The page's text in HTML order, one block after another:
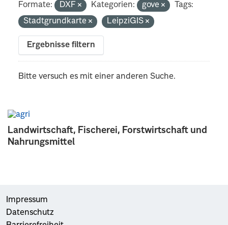
Landwirtschaft, Fischerei, Forstwirtschaft und
Nahrungsmittel
Formate: DXF Kategorien: gove
Tags:
Stadtgrundkarte
LeipziGIS
Ergebnisse filtern
Bitte versuch es mit einer anderen Suche.
Impressum
Datenschutz